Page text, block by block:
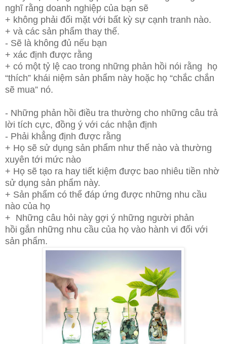
nghĩ rằng doanh nghiệp của bạn sẽ
+ không phải đối mặt với bất kỳ sự cạnh tranh nào.
+ và các sản phẩm thay thế.
- Sẽ là không đủ nếu bạn
+ xác định được rằng
+ có một tỷ lệ cao trong những phản hồi nói rằng họ
“thích” khái niệm sản phẩm này hoặc họ “chắc chắn
sẽ mua” nó.
- Những phản hồi điều tra thường cho những câu trả
lời tích cực, đồng ý với các nhận định
- Phải khẳng định được rằng
+ Họ sẽ sử dụng sản phẩm như thế nào và thường
xuyên tới mức nào
+ Họ sẽ tạo ra hay tiết kiệm được bao nhiêu tiền nhờ
sử dụng sản phẩm này.
+ Sản phẩm có thể đáp ứng được những nhu cầu
nào của họ
+ Những câu hỏi này gợi ý những người phản
hồi gắn những nhu cầu của họ vào hành vi đối với
sản phẩm.